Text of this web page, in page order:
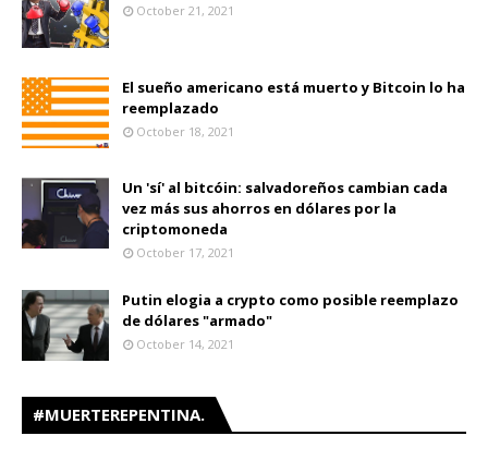
October 21, 2021
El sueño americano está muerto y Bitcoin lo ha
reemplazado
October 18, 2021
Un 'sí' al bitcóin: salvadoreños cambian cada
vez más sus ahorros en dólares por la
criptomoneda
October 17, 2021
Putin elogia a crypto como posible reemplazo
de dólares "armado"
October 14, 2021
#MUERTEREPENTINA.